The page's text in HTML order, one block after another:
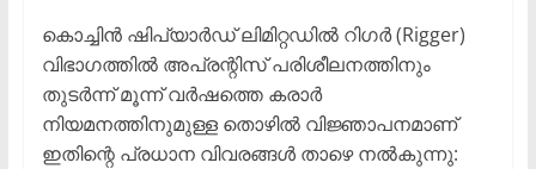
കൊച്ചിൻ ഷിപ്‌യാർഡ് ലിമിറ്റഡിൽ റിഗർ (Rigger)
വിഭാഗത്തിൽ അപ്രന്റിസ് പരിശീലനത്തിനും
തുടർന്ന് മൂന്ന് വർഷത്തെ കരാർ
നിയമനത്തിനുമുള്ള തൊഴിൽ വിജ്ഞാപനമാണ്
ഇതിന്റെ പ്രധാന വിവരങ്ങൾ താഴെ നൽകുന്നു: